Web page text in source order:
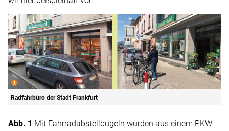
Radfahrbüro der Stadt Frankfurt
Abb. 1 Mit Fahrradabstellbügeln wurden aus einem PKW-